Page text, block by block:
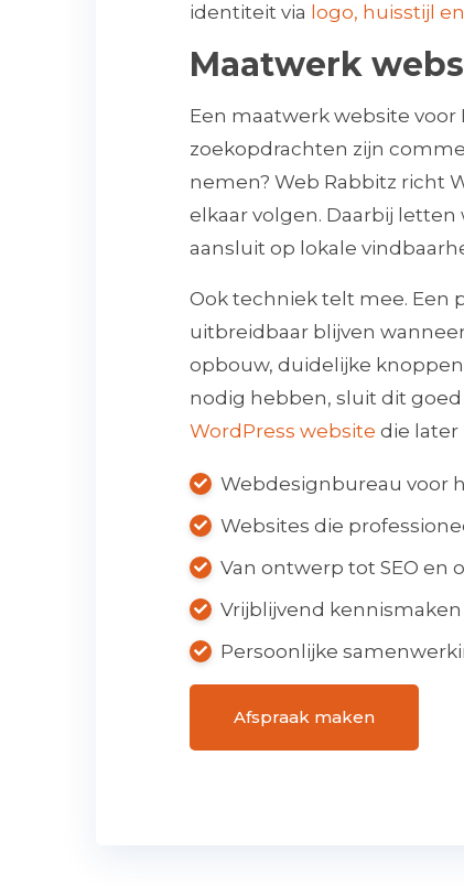
identiteit via logo, huisstijl
Maatwerk
Een maatwerk website
zoekopdrachten zijn
nemen? Web Rabbitz richt
elkaar volgen. Daarbij
aansluit op lokale
Ook techniek telt mee. Een
uitbreidbaar blijven
opbouw, duidelijke
nodig hebben, sluit dit goed
WordPress website die later
Webdesignbureau voor
Websites die
Van ontwerp tot SEO en
Vrijblijvend
Persoonlijke
Afspraak maken